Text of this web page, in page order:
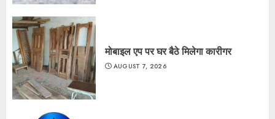
मोबाइल एप पर घर बैठे मिलेगा कारीगर
AUGUST 7, 2026